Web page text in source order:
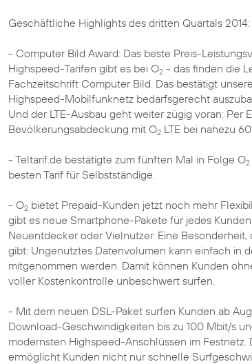
Geschäftliche Highlights des dritten Quartals 2014:
- Computer Bild Award: Das beste Preis-
Highspeed-Tarifen gibt es bei O2 - das finden die
Fachzeitschrift Computer Bild. Das bestätigt
Highspeed-Mobilfunknetz bedarfsgerecht
Und der LTE-Ausbau geht weiter zügig voran: Per
Bevölkerungsabdeckung mit O2 LTE bei nahezu
- Teltarif.de bestätigte zum fünften Mal in Folge O2
besten Tarif für Selbstständige.
- O2 bietet Prepaid-Kunden jetzt noch mehr
gibt es neue Smartphone-Pakete für jedes
Neuentdecker oder Vielnutzer. Eine Besonderheit,
gibt: Ungenutztes Datenvolumen kann einfach in
mitgenommen werden. Damit können Kunden
voller Kostenkontrolle unbeschwert surfen.
- Mit dem neuen DSL-Paket surfen Kunden ab
Download-Geschwindigkeiten bis zu 100 Mbit/s
modernsten Highspeed-Anschlüssen im Festnetz.
ermöglicht Kunden nicht nur schnelle